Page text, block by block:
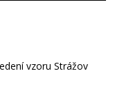
vzoru Strážov